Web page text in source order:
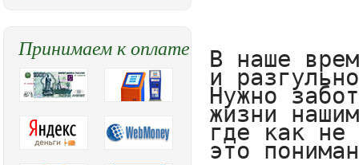
В наше
и
Нужно
жизни
где как не
это
Принимаем к оплате